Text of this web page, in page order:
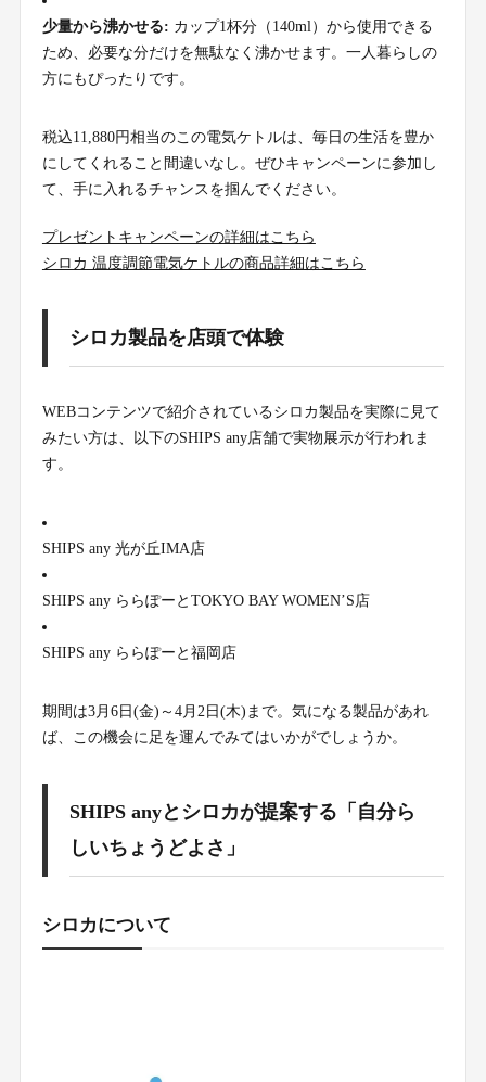
少量から沸かせる: カップ1杯分（140ml）から使用できる
ため、必要な分だけを無駄なく沸かせます。一人暮らしの
方にもぴったりです。
税込11,880円相当のこの電気ケトルは、毎日の生活を豊か
にしてくれること間違いなし。ぜひキャンペーンに参加し
て、手に入れるチャンスを掴んでください。
プレゼントキャンペーンの詳細はこちら
シロカ 温度調節電気ケトルの商品詳細はこちら
シロカ製品を店頭で体験
WEBコンテンツで紹介されているシロカ製品を実際に見て
みたい方は、以下のSHIPS any店舗で実物展示が行われま
す。
SHIPS any 光が丘IMA店
SHIPS any ららぽーとTOKYO BAY WOMEN’S店
SHIPS any ららぽーと福岡店
期間は3月6日(金)～4月2日(木)まで。気になる製品があれ
ば、この機会に足を運んでみてはいかがでしょうか。
SHIPS anyとシロカが提案する「自分ら
しいちょうどよさ」
シロカについて